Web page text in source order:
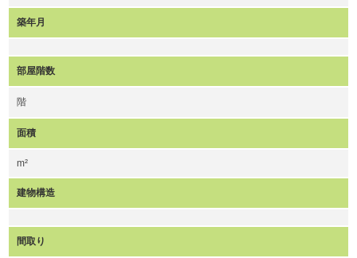
築年月
部屋階数
階
面積
m²
建物構造
間取り